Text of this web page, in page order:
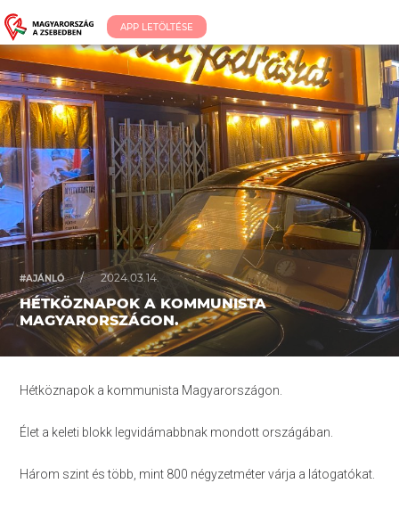
APP LETÖLTÉSE
#AJÁNLÓ / 2024.03.14.
HÉTKÖZNAPOK A KOMMUNISTA
MAGYARORSZÁGON.
Hétköznapok a kommunista Magyarországon.
Élet a keleti blokk legvidámabbnak mondott országában.
Három szint és több, mint 800 négyzetméter várja a látogatókat.